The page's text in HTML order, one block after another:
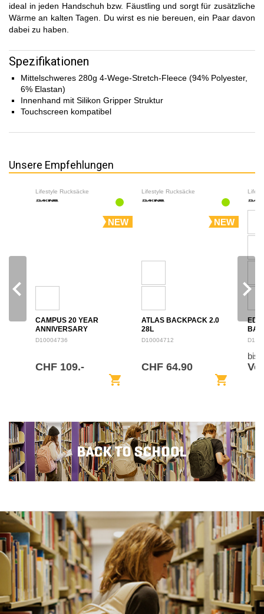
ideal in jeden Handschuh bzw. Fäustling und sorgt für zusätzliche
Wärme an kalten Tagen. Du wirst es nie bereuen, ein Paar davon
dabei zu haben.
Spezifikationen
Mittelschweres 280g 4-Wege-Stretch-Fleece (94% Polyester,
6% Elastan)
Innenhand mit Silikon Gripper Struktur
Touchscreen kompatibel
Unsere Empfehlungen
Lifestyle Rucksäcke
NEW
CAMPUS 20 YEAR
ANNIVERSARY
BACKPACK 28L
D10004736
CHF 109.-
shopping_cart
Lifestyle Rucksäcke
NEW
ATLAS BACKPACK 2.0
28L
D10004712
CHF 64.90
shopping_cart
bis
navigate_before navigate_next